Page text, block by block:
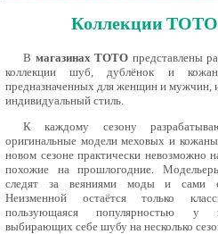
Коллекции ТОТО
В магазинах ТОТО представлены
коллекции шуб, дублёнок и
предназначенных для женщин и мужчин,
индивидуальный стиль.
К каждому сезону
оригинальные модели меховых и
новом сезоне практически невозможно
похожие на прошлогодние.
следят за веяниями моды и сами
Неизменной остаётся только
пользующаяся популярностью у
выбирающих себе шубу на несколько